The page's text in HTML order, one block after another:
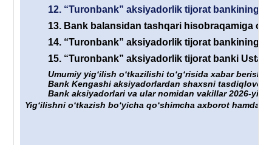
12. “Turonbank” aksiyadorlik tijorat bankining
13. Bank balansidan tashqari hisobraqamiga
14. “Turonbank” aksiyadorlik tijorat bankining
15. “Turonbank” aksiyadorlik tijorat banki
Umumiy yigʻilish oʻtkazilishi toʻgʻrisida xabar berish
Bank Kengashi aksiyadorlardan shaxsni
Bank aksiyadorlari va ular nomidan vakillar 2026-yil
Yigʻilishni oʻtkazish boʻyicha qoʻshimcha axborot